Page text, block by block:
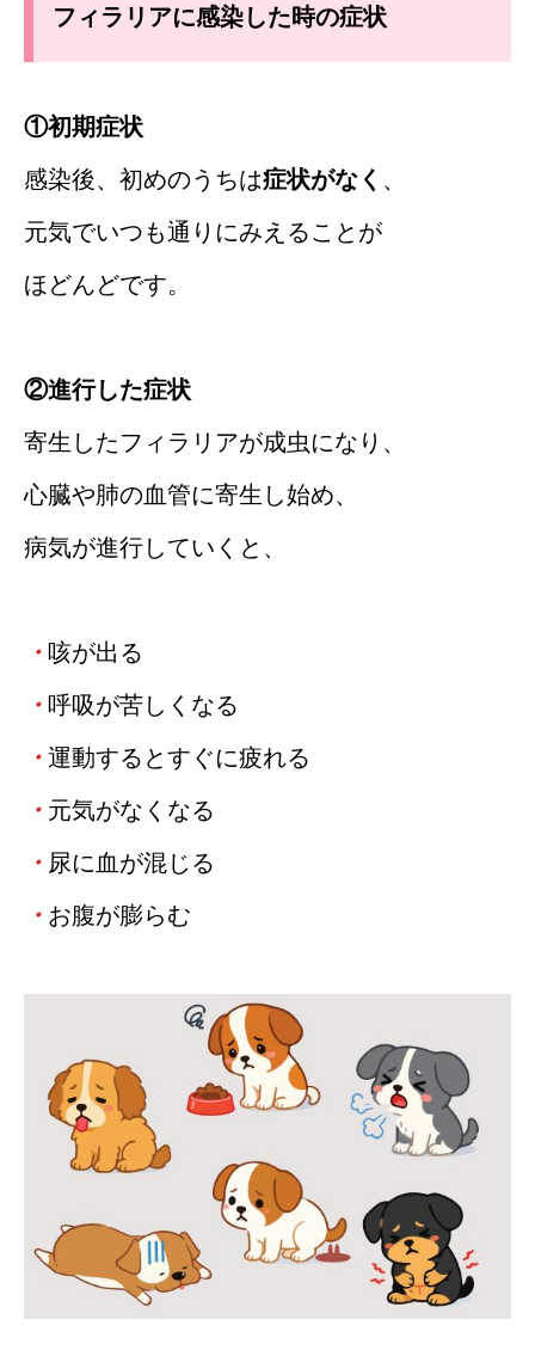
フィラリアに感染した時の症状
①初期症状
感染後、初めのうちは症状がなく 、
元気でいつも通りにみえることが
ほどんどです。
②進行した症状
寄生したフィラリアが成虫になり、
心臓や肺の血管に寄生し始め、
病気が進行していくと、
・ 咳が出る
・ 呼吸が苦しくなる
・ 運動するとすぐに疲れる
・ 元気がなくなる
・ 尿に血が混じる
・ お腹が膨らむ